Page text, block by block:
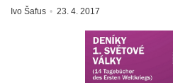
Ivo Šafus 23. 4. 2017